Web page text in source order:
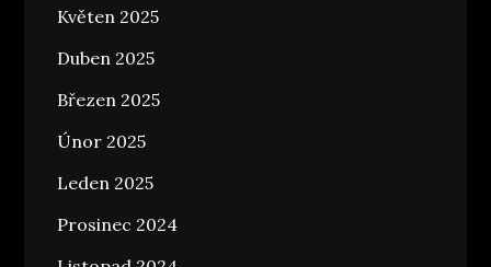
Květen 2025
Duben 2025
Březen 2025
Únor 2025
Leden 2025
Prosinec 2024